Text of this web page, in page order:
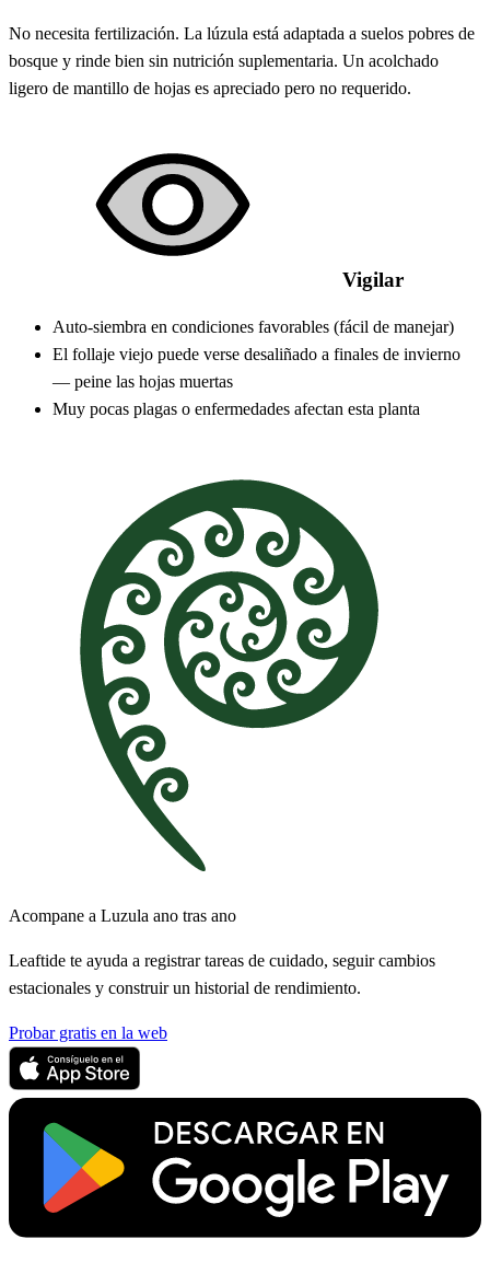
No necesita fertilización. La lúzula está adaptada a suelos pobres de
bosque y rinde bien sin nutrición suplementaria. Un acolchado
ligero de mantillo de hojas es apreciado pero no requerido.
Vigilar
Auto-siembra en condiciones favorables (fácil de manejar)
El follaje viejo puede verse desaliñado a finales de invierno
— peine las hojas muertas
Muy pocas plagas o enfermedades afectan esta planta
Acompane a Luzula ano tras ano
Leaftide te ayuda a registrar tareas de cuidado, seguir cambios
estacionales y construir un historial de rendimiento.
Probar gratis en la web